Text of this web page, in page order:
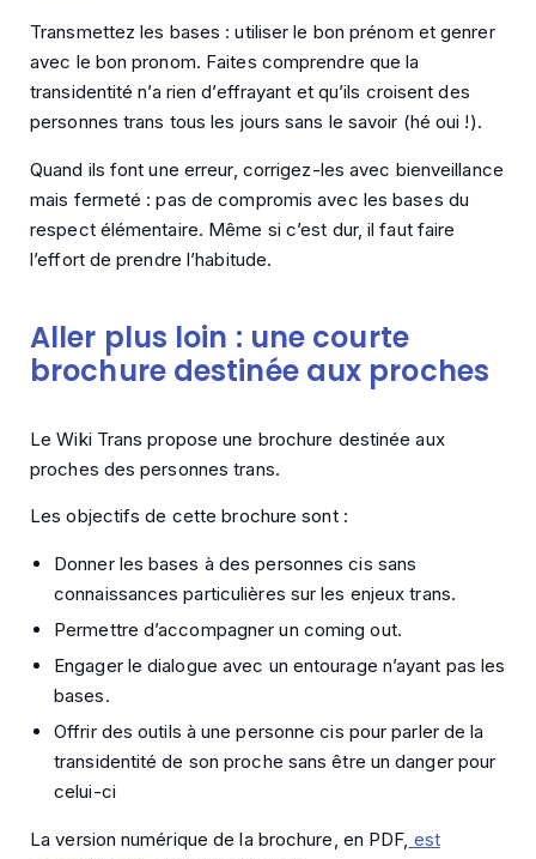
Transmettez les bases : utiliser le bon prénom et genrer
avec le bon pronom. Faites comprendre que la
transidentité n’a rien d’effrayant et qu’ils croisent des
personnes trans tous les jours sans le savoir (hé oui !).
Quand ils font une erreur, corrigez-les avec bienveillance
mais fermeté : pas de compromis avec les bases du
respect élémentaire. Même si c’est dur, il faut faire
l’effort de prendre l’habitude.
Aller plus loin : une courte
brochure destinée aux proches
Le Wiki Trans propose une brochure destinée aux
proches des personnes trans.
Les objectifs de cette brochure sont :
Donner les bases à des personnes cis sans
connaissances particulières sur les enjeux trans.
Permettre d’accompagner un coming out.
Engager le dialogue avec un entourage n’ayant pas les
bases.
Offrir des outils à une personne cis pour parler de la
transidentité de son proche sans être un danger pour
celui-ci
La version numérique de la brochure, en PDF, est